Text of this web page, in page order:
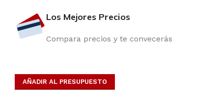
Los Mejores Precios
Compara precios y te convecerás
AÑADIR AL PRESUPUESTO